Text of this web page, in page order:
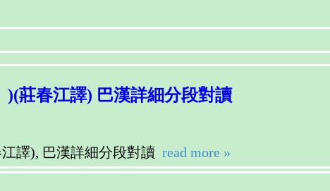
莊春江譯) 巴漢詳細分段對讀
譯), 巴漢詳細分段對讀 read more »